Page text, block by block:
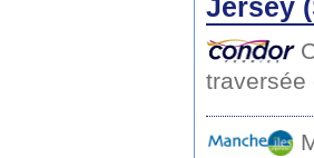
Jersey
traversée